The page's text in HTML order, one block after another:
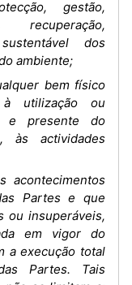
gestão,
recuperação,
dos
ambiente;
bem físico
à utilização ou
e presente do
às actividades
Partes e que
ou insuperáveis,
em vigor do
a execução total
Partes. Tais